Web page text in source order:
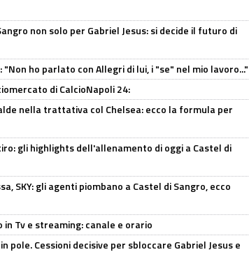
non solo per Gabriel Jesus: si decide il futuro di
ho parlato con Allegri di lui, i "se" nel mio lavoro..."
di CalcioNapoli 24:
nella trattativa col Chelsea: ecco la formula per
gli highlights dell'allenamento di oggi a Castel di
SKY: gli agenti piombano a Castel di Sangro, ecco
in Tv e streaming: canale e orario
pole. Cessioni decisive per sbloccare Gabriel Jesus e